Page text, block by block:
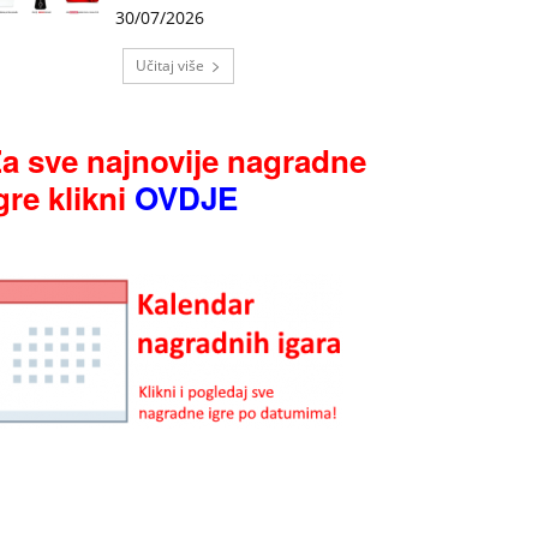
30/07/2026
Učitaj više
sve najnovije nagradne
klikni OVDJE